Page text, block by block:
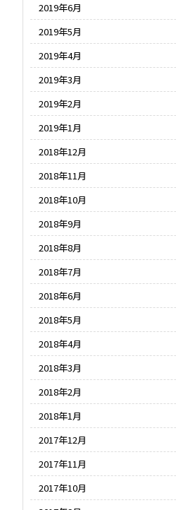
2019年6月
2019年5月
2019年4月
2019年3月
2019年2月
2019年1月
2018年12月
2018年11月
2018年10月
2018年9月
2018年8月
2018年7月
2018年6月
2018年5月
2018年4月
2018年3月
2018年2月
2018年1月
2017年12月
2017年11月
2017年10月